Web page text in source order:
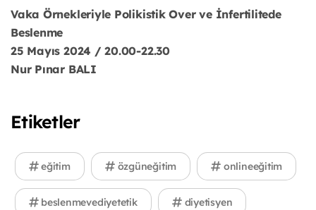
Vaka Örnekleriyle Polikistik Over ve İnfertilitede
Beslenme
25 Mayıs 2024 / 20.00-22.30
Nur Pınar BALI
Etiketler
eğitim özgüneğitim onlineeğitim
beslenmevediyetetik diyetisyen